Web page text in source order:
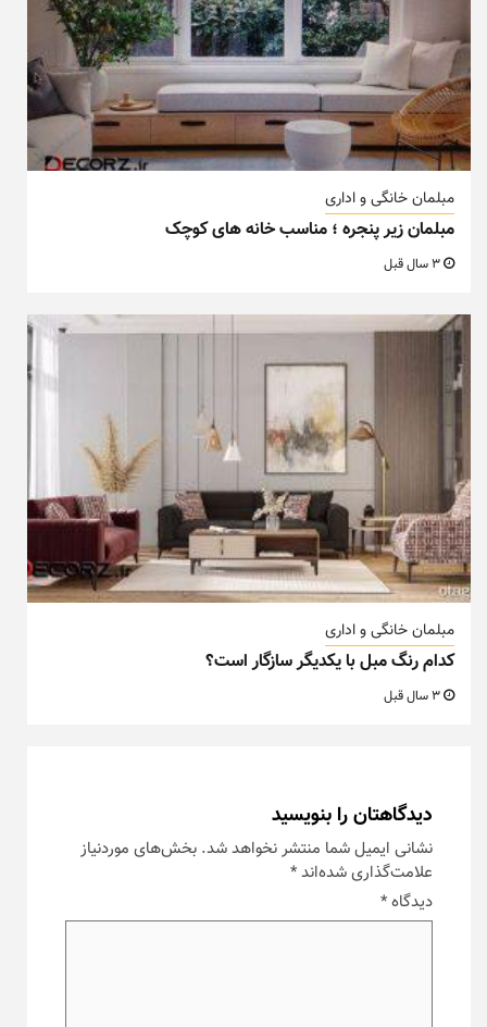
مبلمان خانگی و اداری
مبلمان زیر پنجره ؛ مناسب خانه های کوچک
مبلمان خانگی و اداری
کدام رنگ مبل با یکدیگر سازگار است؟
دیدگاهتان را بنویسید
نشانی ایمیل شما منتشر نخواهد شد. بخش‌های موردنیاز
علامت‌گذاری شده‌اند*
دیدگاه*